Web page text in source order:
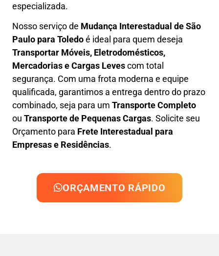
especializada.
Nosso serviço de Mudança Interestadual de São
Paulo para Toledoé ideal para quem deseja
Transportar Móveis, Eletrodomésticos,
Mercadorias e Cargas Levescom total
segurança. Com uma frota moderna e equipe
qualificada, garantimos a entrega dentro do prazo
combinado, seja para um Transporte Completo
ou Transporte de Pequenas Cargas. Solicite seu
Orçamento para Frete Interestadual para
Empresas e Residências.
ORÇAMENTO RÁPIDO